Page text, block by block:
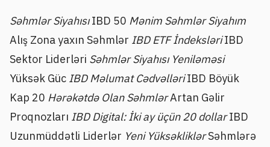
Səhmlər SiyahısıIBD 50 Mənim Səhmlər Siyahım
Alış Zona yaxın Səhmlər IBD ETF İndeksləriIBD
Sektor Liderləri Səhmlər Siyahısı Yeniləməsi
Yüksək Güc IBD Məlumat CədvəlləriIBD Böyük
Kap 20 Hərəkətdə Olan SəhmlərArtan Gəlir
Proqnozları IBD Digital: İki ay üçün 20 dollarIBD
Uzunmüddətli Liderlər Yeni YüksəkliklərSəhmlərə